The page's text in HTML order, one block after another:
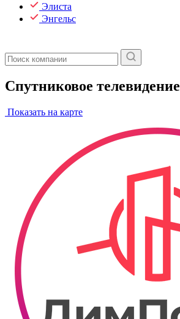
Элиста
Энгельс
Спутниковое телевидение
Показать на карте